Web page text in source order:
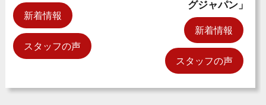
新着情報
スタッフの声
グジャパン」
新着情報
スタッフの声